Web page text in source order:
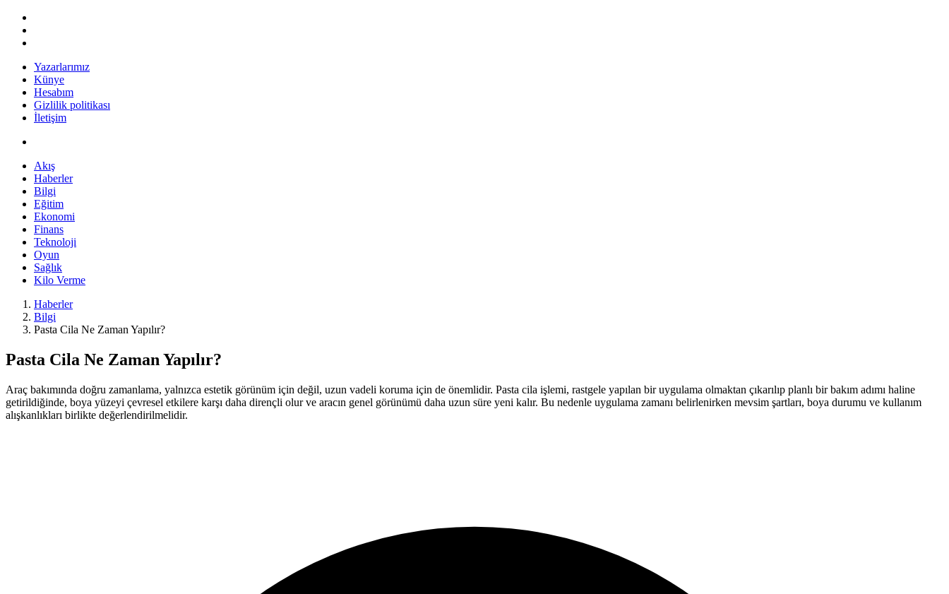
Yazarlarımız
Künye
Hesabım
Gizlilik politikası
İletişim
Akış
Haberler
Bilgi
Eğitim
Ekonomi
Finans
Teknoloji
Oyun
Sağlık
Kilo Verme
Haberler
Bilgi
Pasta Cila Ne Zaman Yapılır?
Pasta Cila Ne Zaman Yapılır?
Araç bakımında doğru zamanlama, yalnızca estetik görünüm için değil, uzun vadeli koruma için de önemlidir. Pasta cila işlemi, rastgele yapılan bir uygulama olmaktan çıkarılıp planlı bir bakım adımı haline
getirildiğinde, boya yüzeyi çevresel etkilere karşı daha dirençli olur ve aracın genel görünümü daha uzun süre yeni kalır. Bu nedenle uygulama zamanı belirlenirken mevsim şartları, boya durumu ve kullanım
alışkanlıkları birlikte değerlendirilmelidir.